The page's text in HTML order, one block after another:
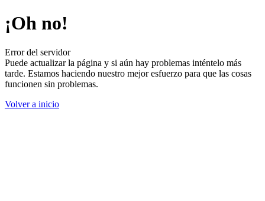
¡Oh no!
Error del servidor
Puede actualizar la página y si aún hay problemas inténtelo más
tarde. Estamos haciendo nuestro mejor esfuerzo para que las cosas
funcionen sin problemas.
Volver a inicio